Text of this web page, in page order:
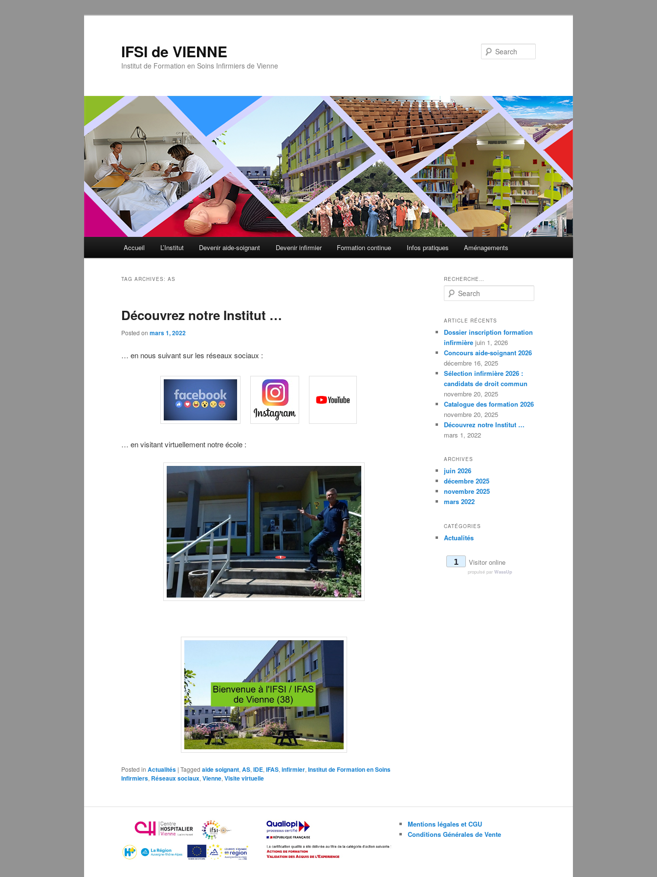
IFSI de VIENNE
Institut de Formation en Soins Infirmiers de Vienne
Skip
content
Skip
content
Accueil L’Institut Devenir aide-soignant Devenir infirmier Formation continue Infos pratiques Aménagements
TAG ARCHIVES: AS
Découvrez notre Institut …
Posted on mars 1, 2022
… en nous suivant sur les réseaux sociaux :
… en visitant virtuellement notre école :
Posted in Actualités | Tagged aide soignant, AS, IDE, IFAS, infirmier, Institut de Formation en Soins
Infirmiers, Réseaux sociaux, Vienne, Visite virtuelle
RECHERCHE…
e
r
h
ARTICLE RÉCENTS
Dossier inscription formation
infirmière juin 1, 2026
Concours aide-soignant 2026
décembre 16, 2025
Sélection infirmière 2026 :
candidats de droit commun
novembre 20, 2025
Catalogue des formation 2026
novembre 20, 2025
Découvrez notre Institut …
mars 1, 2022
ARCHIVES
juin 2026
décembre 2025
novembre 2025
mars 2022
CATÉGORIES
Actualités
1 Visitor online
propulsé par WassUp
Mentions légales et CGU
Conditions Générales de Vente